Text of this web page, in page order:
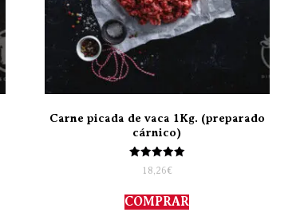
Carne picada de vaca 1Kg. (preparado
cárnico)
Valorado
con
de 5
18,26€
COMPRAR